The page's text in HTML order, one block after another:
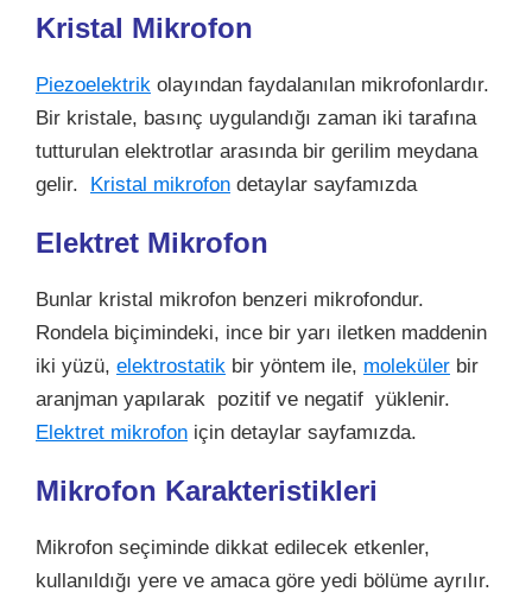
Kristal Mikrofon
Piezoelektrik olayından faydalanılan mikrofonlardır.
Bir kristale, basınç uygulandığı zaman iki tarafına
tutturulan elektrotlar arasında bir gerilim meydana
gelir. Kristal mikrofon detaylar sayfamızda
Elektret Mikrofon
Bunlar kristal mikrofon benzeri mikrofondur.
Rondela biçimindeki, ince bir yarı iletken maddenin
iki yüzü, elektrostatik bir yöntem ile, moleküler bir
aranjman yapılarak pozitif ve negatif yüklenir.
Elektret mikrofon için detaylar sayfamızda.
Mikrofon Karakteristikleri
Mikrofon seçiminde dikkat edilecek etkenler,
kullanıldığı yere ve amaca göre yedi bölüme ayrılır.